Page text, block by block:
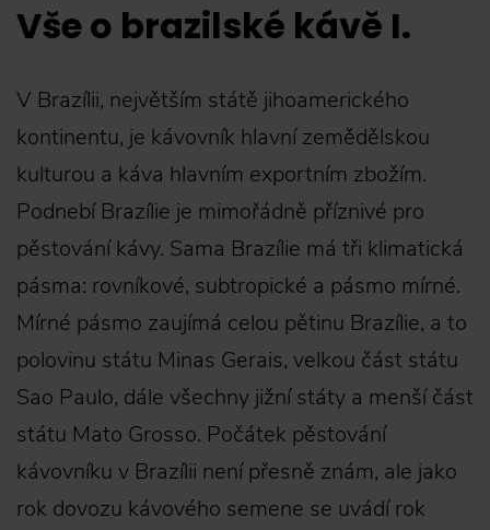
Vše o brazilské kávě I.
V Brazílii, největším státě jihoamerického
kontinentu, je kávovník hlavní zemědělskou
kulturou a káva hlavním exportním zbožím.
Podnebí Brazílie je mimořádně příznivé pro
pěstování kávy. Sama Brazílie má tři klimatická
pásma: rovníkové, subtropické a pásmo mírné.
Mírné pásmo zaujímá celou pětinu Brazílie, a to
polovinu státu Minas Gerais, velkou část státu
Sao Paulo, dále všechny jižní státy a menší část
státu Mato Grosso. Počátek pěstování
kávovníku v Brazílii není přesně znám, ale jako
rok dovozu kávového semene se uvádí rok